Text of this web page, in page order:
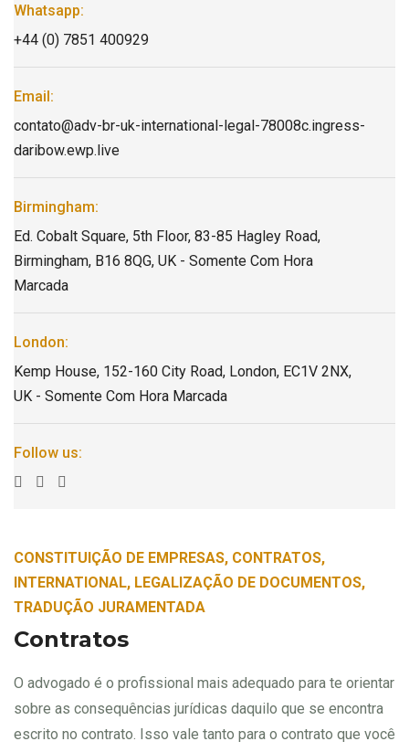
Whatsapp:
+44 (0) 7851 400929
Email:
contato@adv-br-uk-international-legal-78008c.ingress-
daribow.ewp.live
Birmingham:
Ed. Cobalt Square, 5th Floor, 83-85 Hagley Road,
Birmingham, B16 8QG, UK - Somente Com Hora
Marcada
London:
Kemp House, 152-160 City Road, London, EC1V 2NX,
UK - Somente Com Hora Marcada
Follow us:
CONSTITUIÇÃO DE EMPRESAS, CONTRATOS,
INTERNATIONAL, LEGALIZAÇÃO DE DOCUMENTOS,
TRADUÇÃO JURAMENTADA
Contratos
O advogado é o profissional mais adequado para te orientar
sobre as consequências jurídicas daquilo que se encontra
escrito no contrato. Isso vale tanto para o contrato que você